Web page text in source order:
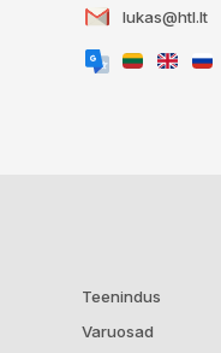
lukas@htl.lt
Teenindus
Varuosad